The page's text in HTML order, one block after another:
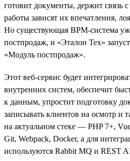
готовит документы, держит связь
работы зависят их впечатления,
Но существующая BPM-система
постпродаж, и «Эталон Тех»
«Модуль постпродаж».
Этот веб-сервис будет
внутренних систем, обеспечит
к данным, упростит подготовку
записывать клиентов на осмотр и
на актуальном стеке — PHP 7+,
Git, Webpack, Docker, а для
используются Rabbit MQ и REST